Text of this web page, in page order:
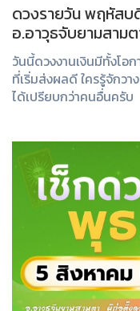
ดวงรายวัน พฤหัสบ
อ.อาวุธจับยามสาม
วันนี้ดวงงานเงินมีทั้งโอ
ที่เริ่มส่งผลดี ใครรู้จักวา
ได้เปรียบกว่าคนอื่นครับ